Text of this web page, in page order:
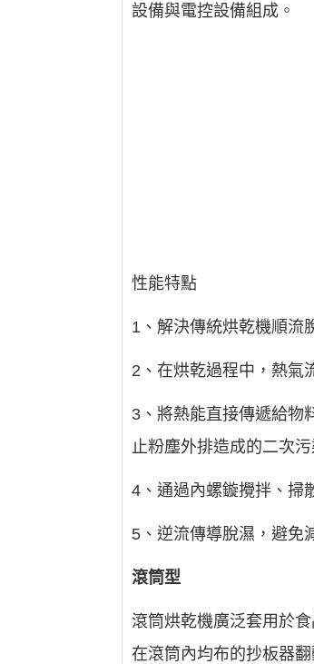
設備與電控設備組成。
性能特點
1、解決傳統烘乾機順流
2、在烘乾過程中，熱氣
3、將熱能直接傳遞給物
止粉塵外排造成的二次污
4、通過內螺鏇攪拌、掃
5、逆流傳導脫濕，避免
滾筒型
滾筒烘乾機廣泛套用於
在滾筒內均布的抄板器